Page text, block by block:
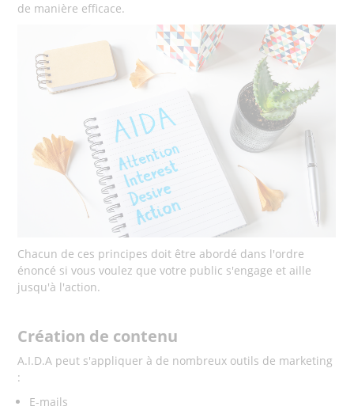
de manière efficace.
Chacun de ces principes doit être abordé dans l'ordre
énoncé si vous voulez que votre public s'engage et aille
jusqu'à l'action.
Création de contenu
A.I.D.A peut s'appliquer à de nombreux outils de marketing
:
E-mails